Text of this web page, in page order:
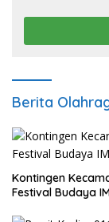
Berita
Kontingen
Festival Budaya